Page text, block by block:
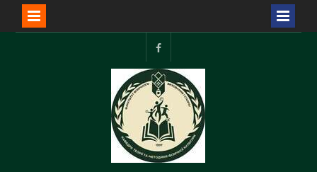
Сторінка
ФФВіС